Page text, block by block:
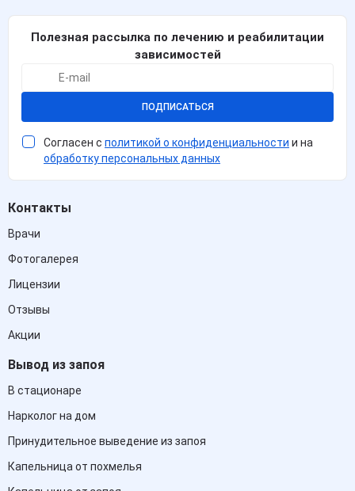
Полезная рассылка по лечению и реабилитации
зависимостей
ПОДПИСАТЬСЯ
Согласен с политикой о конфиденциальности и на
обработку персональных данных
Контакты
Врачи
Фотогалерея
Лицензии
Отзывы
Акции
Вывод из запоя
В стационаре
Нарколог на дом
Принудительное выведение из запоя
Капельница от похмелья